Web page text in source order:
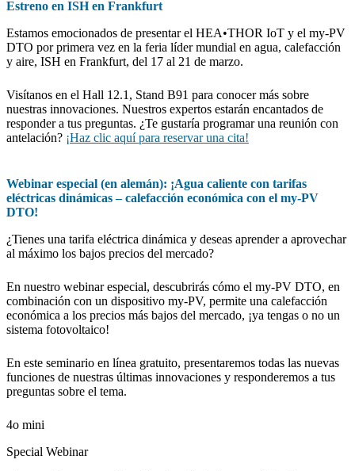
Estreno en ISH en Frankfurt
Estamos emocionados de presentar el HEA•THOR IoT y el my-PV
DTO por primera vez en la feria líder mundial en agua, calefacción
y aire, ISH en Frankfurt, del 17 al 21 de marzo.
Visítanos en el Hall 12.1, Stand B91 para conocer más sobre
nuestras innovaciones. Nuestros expertos estarán encantados de
responder a tus preguntas. ¿Te gustaría programar una reunión con
antelación? ¡Haz clic aquí para reservar una cita!
Webinar especial (en alemán): ¡Agua caliente con tarifas
eléctricas dinámicas – calefacción económica con el my-PV
DTO!
¿Tienes una tarifa eléctrica dinámica y deseas aprender a aprovechar
al máximo los bajos precios del mercado?
En nuestro webinar especial, descubrirás cómo el my-PV DTO, en
combinación con un dispositivo my-PV, permite una calefacción
económica a los precios más bajos del mercado, ¡ya tengas o no un
sistema fotovoltaico!
En este seminario en línea gratuito, presentaremos todas las nuevas
funciones de nuestras últimas innovaciones y responderemos a tus
preguntas sobre el tema.
4o mini
Special Webinar